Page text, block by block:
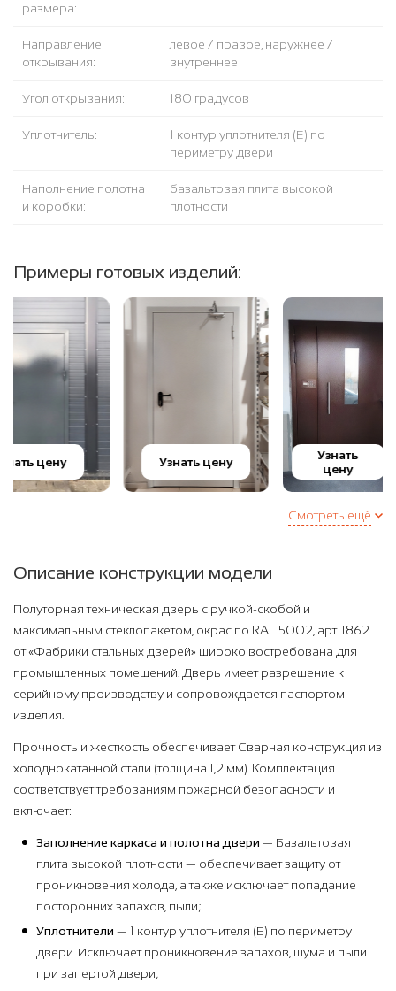
размера:
Направление
открывания:
левое / правое, наружнее /
внутреннее
Угол открывания: 180 градусов
Уплотнитель:
1 контур уплотнителя (Е) по
периметру двери
Наполнение полотна
и коробки:
базальтовая плита высокой
плотности
Примеры готовых изделий:
Узнать цену
цену
Узнать
Смотреть ещё
Описание конструкции модели
Полуторная техническая дверь с ручкой-скобой и
максимальным стеклопакетом, окрас по RAL 5002, арт. 1862
от «Фабрики стальных дверей» широко востребована для
промышленных помещений. Дверь имеет разрешение к
серийному производству и сопровождается паспортом
изделия.
Прочность и жесткость обеспечивает Сварная конструкция из
холоднокатанной стали (толщина 1,2 мм). Комплектация
соответствует требованиям пожарной безопасности и
включает:
Заполнение каркаса и полотна двери — Базальтовая
плита высокой плотности — обеспечивает защиту от
проникновения холода, а также исключает попадание
посторонних запахов, пыли;
Уплотнители — 1 контур уплотнителя (Е) по периметру
двери. Исключает проникновение запахов, шума и пыли
при запертой двери;